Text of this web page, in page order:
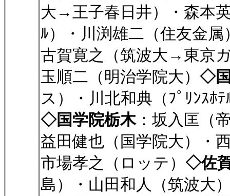
大→王子春日井）・森本
ﾙ）・川渕雄二（住友金
古賀寛之（筑波大→東京
玉順二（明治学院大） ◇国
ス）・川北和典（ﾌﾟﾘﾝｽ
◇国学院栃木：坂入匡（
益田健也（国学院大）・
市場孝之（ロッテ） ◇佐
島）・山田和人（筑波大